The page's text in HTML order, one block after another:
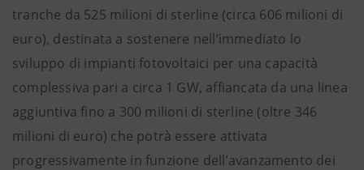
tranche da 525 milioni di sterline (circa 606 milioni di
euro), destinata a sostenere nell’immediato lo
sviluppo di impianti fotovoltaici per una capacità
complessiva pari a circa 1 GW, affiancata da una linea
aggiuntiva fino a 300 milioni di sterline (oltre 346
milioni di euro) che potrà essere attivata
progressivamente in funzione dell’avanzamento dei